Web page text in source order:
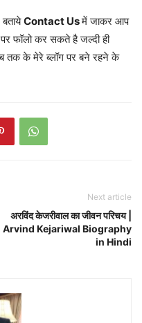
Contact Usमें जाकर आप
फॉलो कर सकते है जल्दी ही
तक के मेरे ब्लॉग पर बने रहने के
Next article
अरविंद केजरीवाल का जीवन परिचय |
Arvind Kejariwal Biography
in Hindi